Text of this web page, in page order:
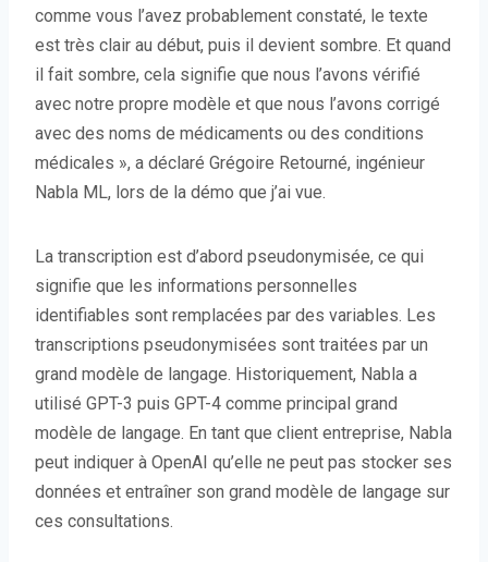
comme vous l’avez probablement constaté, le texte
est très clair au début, puis il devient sombre. Et quand
il fait sombre, cela signifie que nous l’avons vérifié
avec notre propre modèle et que nous l’avons corrigé
avec des noms de médicaments ou des conditions
médicales », a déclaré Grégoire Retourné, ingénieur
Nabla ML, lors de la démo que j’ai vue.
La transcription est d’abord pseudonymisée, ce qui
signifie que les informations personnelles
identifiables sont remplacées par des variables. Les
transcriptions pseudonymisées sont traitées par un
grand modèle de langage. Historiquement, Nabla a
utilisé GPT-3 puis GPT-4 comme principal grand
modèle de langage. En tant que client entreprise, Nabla
peut indiquer à OpenAI qu’elle ne peut pas stocker ses
données et entraîner son grand modèle de langage sur
ces consultations.